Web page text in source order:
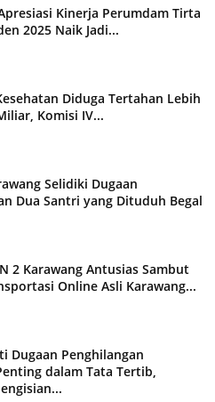
Kinerja Perumdam Tirta
2025 Naik Jadi...
Diduga Tertahan Lebih
Komisi IV...
Selidiki Dugaan
Dua Santri yang Dituduh Begal
2 Karawang Antusias Sambut
Online Asli Karawang...
Dugaan Penghilangan
dalam Tata Tertib,